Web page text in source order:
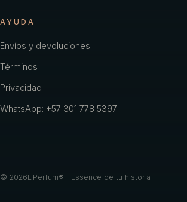
AYUDA
Envíos y devoluciones
Términos
Privacidad
WhatsApp: +57 301 778 5397
© 2026L'Perfum® · Essence de tu historia